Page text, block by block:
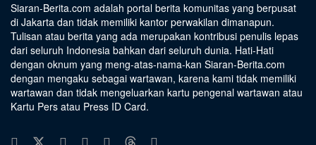
Siaran-Berita.com adalah portal berita komunitas yang berpusat
di Jakarta dan tidak memiliki kantor perwakilan dimanapun.
Tulisan atau berita yang ada merupakan kontribusi penulis lepas
dari seluruh Indonesia bahkan dari seluruh dunia. Hati-Hati
dengan oknum yang meng-atas-nama-kan Siaran-Berita.com
dengan mengaku sebagai wartawan, karena kami tidak memiliki
wartawan dan tidak mengeluarkan kartu pengenal wartawan atau
Kartu Pers atau Press ID Card.